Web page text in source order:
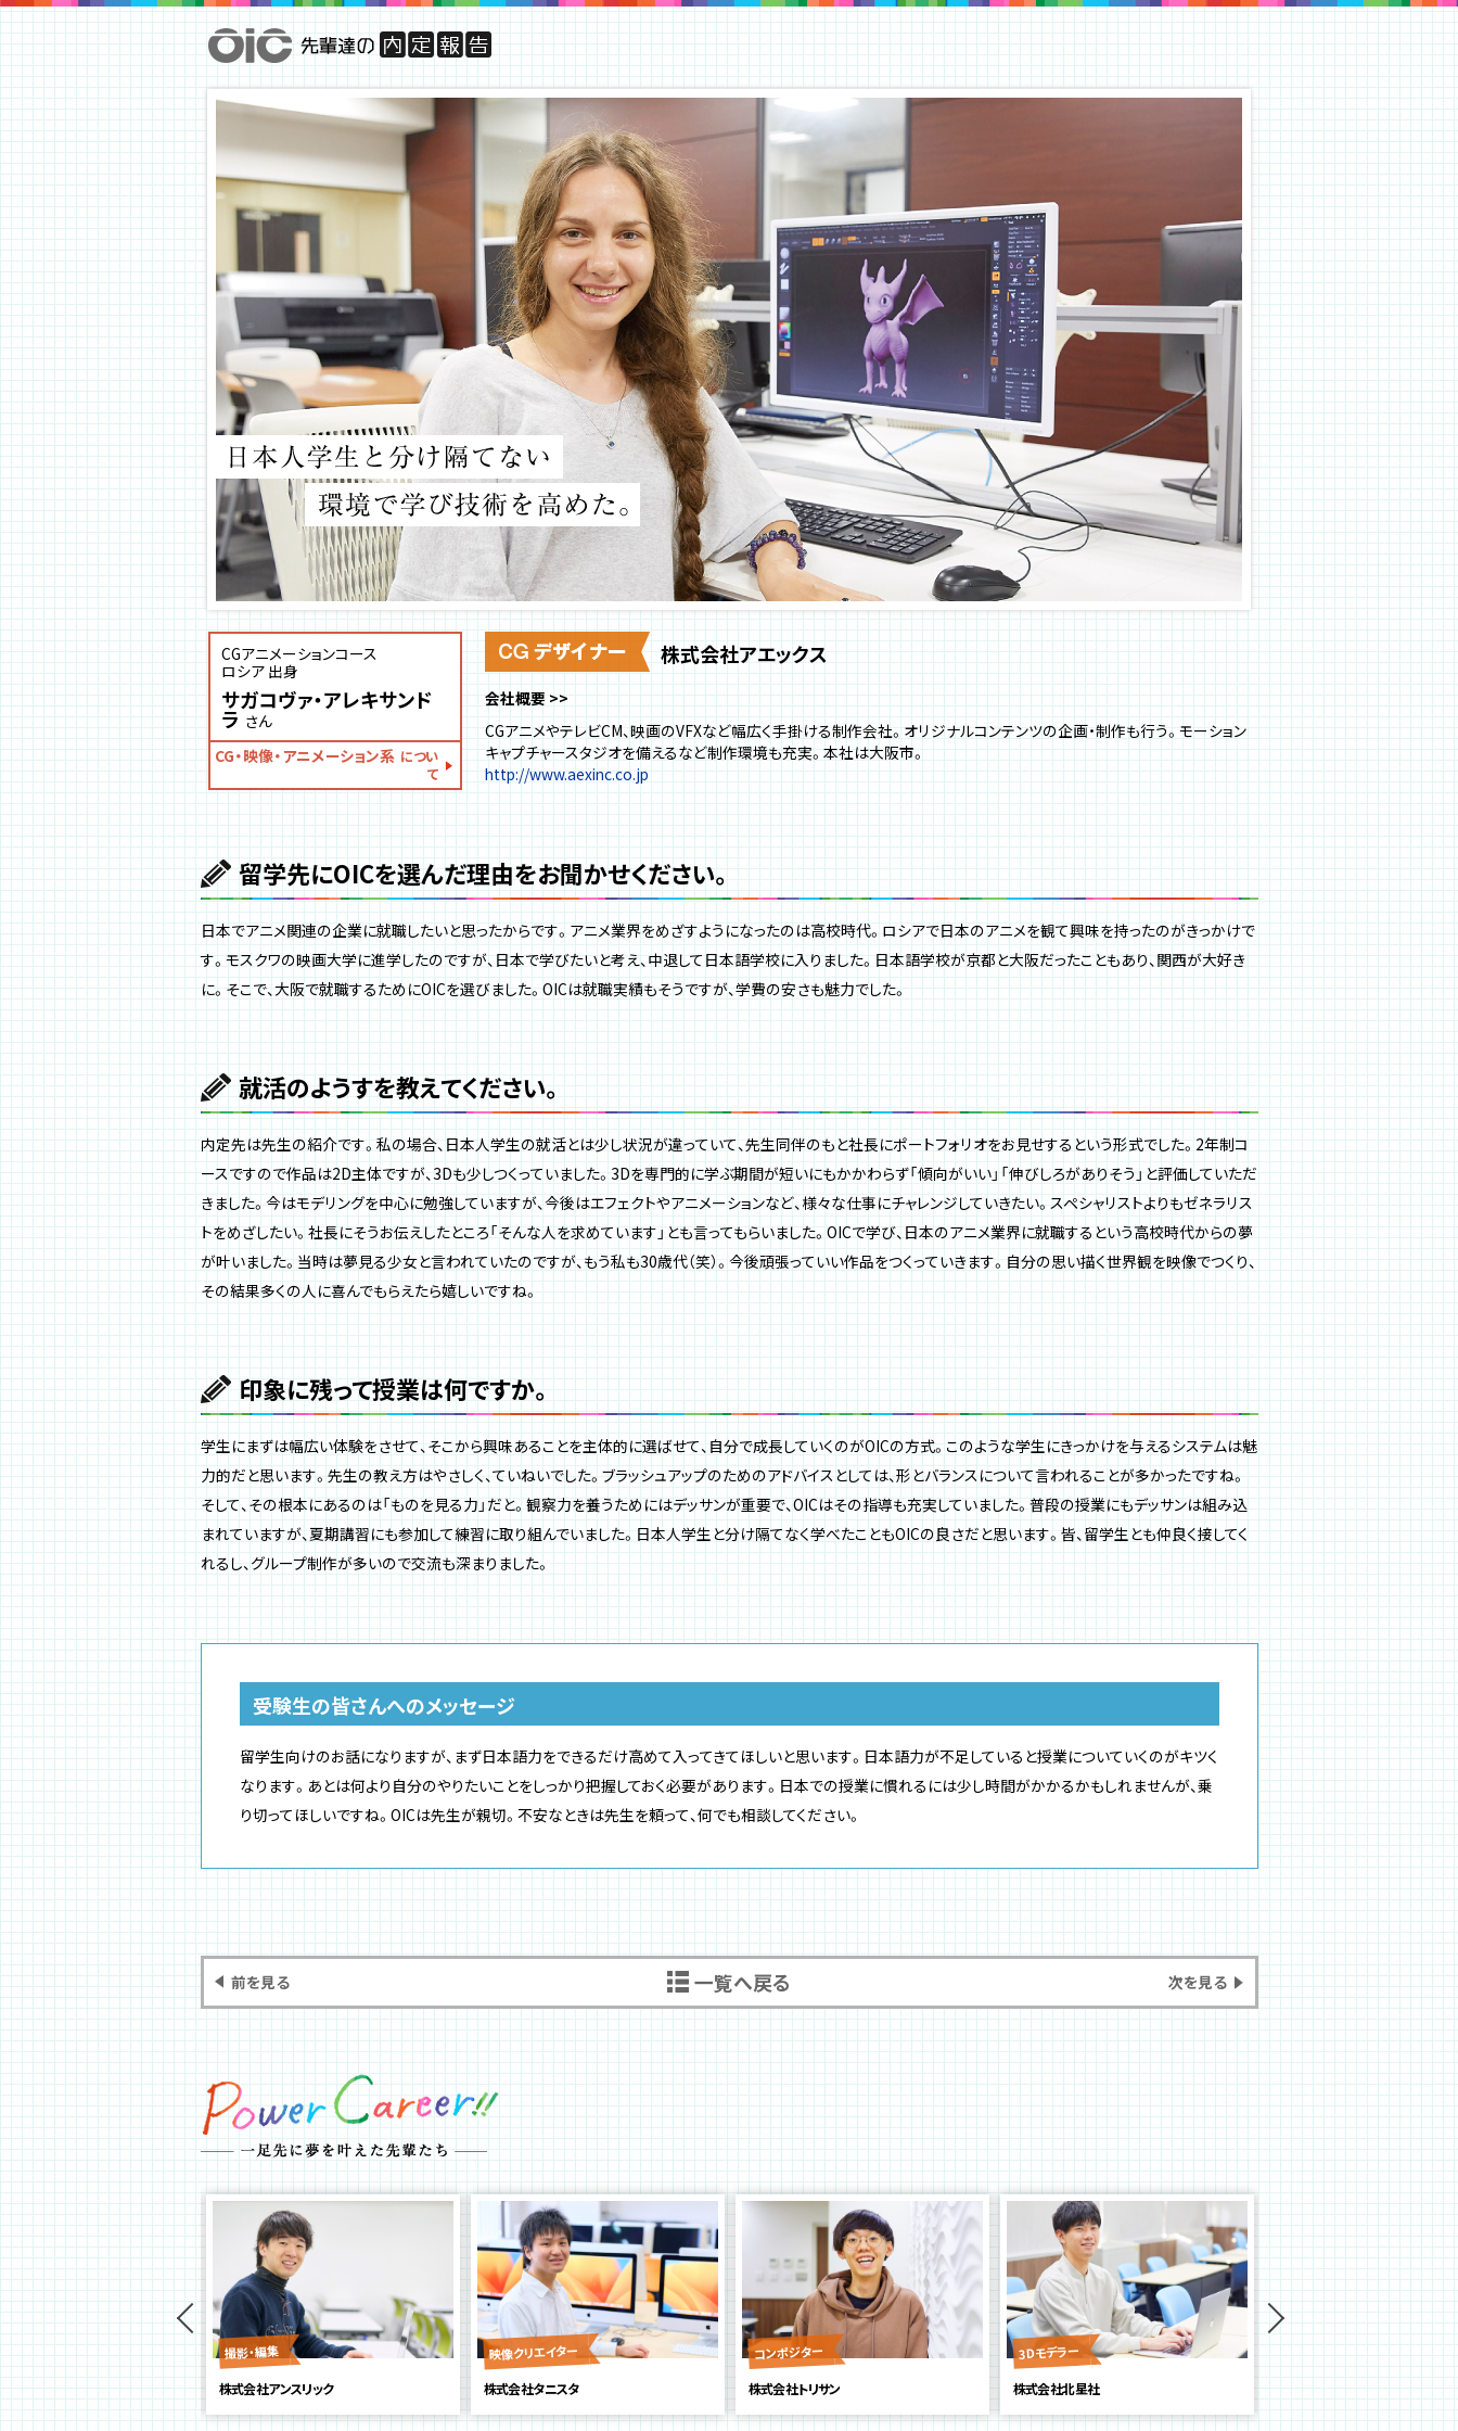
CGアニメーションコース
ロシア 出身
サガコヴァ・アレキサンド
ラ さん
CG・映像・アニメーション系 につい
て
株式会社アエックス
会社概要
CGアニメやテレビCM、映画のVFXなど幅広く手掛ける制作会社。オリジナルコンテンツの企画・制作も行う。モーション
キャプチャースタジオを備えるなど制作環境も充実。本社は大阪市。
http://www.aexinc.co.jp
留学先にOICを選んだ理由をお聞かせください。
日本でアニメ関連の企業に就職したいと思ったからです。アニメ業界をめざすようになったのは高校時代。ロシアで日本のアニメを観て興味を持ったのがきっかけで
す。モスクワの映画大学に進学したのですが、日本で学びたいと考え、中退して日本語学校に入りました。日本語学校が京都と大阪だったこともあり、関西が大好き
に。そこで、大阪で就職するためにOICを選びました。OICは就職実績もそうですが、学費の安さも魅力でした。
就活のようすを教えてください。
内定先は先生の紹介です。私の場合、日本人学生の就活とは少し状況が違っていて、先生同伴のもと社長にポートフォリオをお見せするという形式でした。2年制コ
ースですので作品は2D主体ですが、3Dも少しつくっていました。3Dを専門的に学ぶ期間が短いにもかかわらず「傾向がいい」「伸びしろがありそう」と評価していただ
きました。今はモデリングを中心に勉強していますが、今後はエフェクトやアニメーションなど、様々な仕事にチャレンジしていきたい。スペシャリストよりもゼネラリス
トをめざしたい。社長にそうお伝えしたところ「そんな人を求めています」とも言ってもらいました。OICで学び、日本のアニメ業界に就職するという高校時代からの夢
が叶いました。当時は夢見る少女と言われていたのですが、もう私も30歳代（笑）。今後頑張っていい作品をつくっていきます。自分の思い描く世界観を映像でつくり、
その結果多くの人に喜んでもらえたら嬉しいですね。
印象に残って授業は何ですか。
学生にまずは幅広い体験をさせて、そこから興味あることを主体的に選ばせて、自分で成長していくのがOICの方式。このような学生にきっかけを与えるシステムは魅
力的だと思います。先生の教え方はやさしく、ていねいでした。ブラッシュアップのためのアドバイスとしては、形とバランスについて言われることが多かったですね。
そして、その根本にあるのは「ものを見る力」だと。観察力を養うためにはデッサンが重要で、OICはその指導も充実していました。普段の授業にもデッサンは組み込
まれていますが、夏期講習にも参加して練習に取り組んでいました。日本人学生と分け隔てなく学べたこともOICの良さだと思います。皆、留学生とも仲良く接してく
れるし、グループ制作が多いので交流も深まりました。
受験生の皆さんへのメッセージ
留学生向けのお話になりますが、まず日本語力をできるだけ高めて入ってきてほしいと思います。日本語力が不足していると授業についていくのがキツく
なります。あとは何より自分のやりたいことをしっかり把握しておく必要があります。日本での授業に慣れるには少し時間がかかるかもしれませんが、乗
り切ってほしいですね。OICは先生が親切。不安なときは先生を頼って、何でも相談してください。
前を見る 一覧へ戻る 次を見る
イター
ェー・ピー・シー
撮影・編集
株式会社アンスリック
映像クリエイター
株式会社タニスタ
コンポジター
株式会社トリサン
3Dモデラー
株式会社北星社
映像クリエイター
株式会社タニスタ